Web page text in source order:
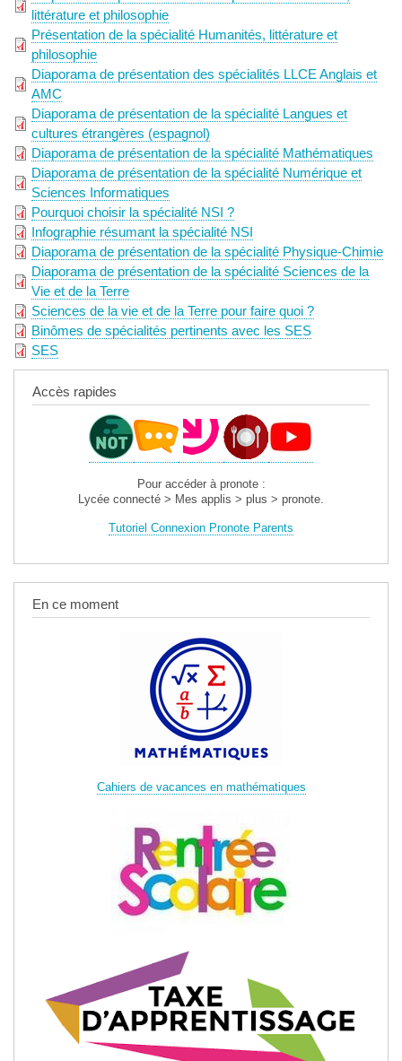
littérature et philosophie
Présentation de la spécialité Humanités, littérature et
philosophie
Diaporama de présentation des spécialités LLCE Anglais et
AMC
Diaporama de présentation de la spécialité Langues et
cultures étrangères (espagnol)
Diaporama de présentation de la spécialité Mathématiques
Diaporama de présentation de la spécialité Numérique et
Sciences Informatiques
Pourquoi choisir la spécialité NSI ?
Infographie résumant la spécialité NSI
Diaporama de présentation de la spécialité Physique-Chimie
Diaporama de présentation de la spécialité Sciences de la
Vie et de la Terre
Sciences de la vie et de la Terre pour faire quoi ?
Binômes de spécialités pertinents avec les SES
SES
Accès rapides
Pour accéder à pronote :
Lycée connecté > Mes applis > plus > pronote.
Tutoriel Connexion Pronote Parents
En ce moment
Cahiers de vacances en mathématiques